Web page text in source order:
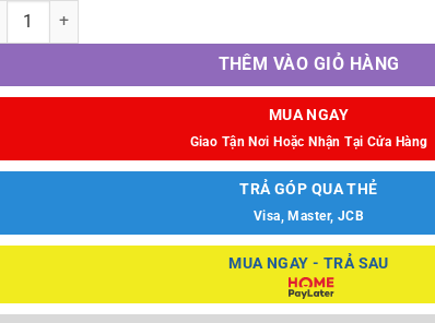
Luigi’s Mansion 2 HD số lượng
THÊM VÀO GIỎ HÀNG
MUA NGAY
Giao Tận Nơi Hoặc Nhận Tại Cửa Hàng
TRẢ GÓP QUA THẺ
Visa, Master, JCB
MUA NGAY - TRẢ SAU